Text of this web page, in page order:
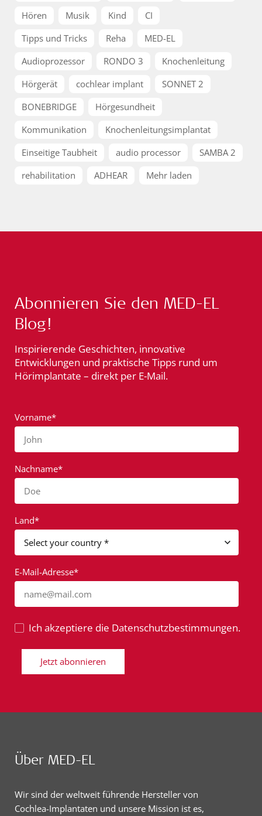
Hören
Musik Kind
CI
Tipps und Tricks
Reha
MED-EL
Audioprozessor
RONDO 3
Knochenleitung
Hörgerät
cochlear implant
SONNET 2
BONEBRIDGE
Hörgesundheit
Kommunikation
Knochenleitungsimplantat
Einseitige Taubheit
audio processor
SAMBA 2
rehabilitation
ADHEAR Mehr laden
Abonnieren Sie den MED-EL
Blog!
Inspirierende Geschichten, innovative
Entwicklungen und praktische Tipps rund um
Hörimplantate – direkt per E-Mail.
Vorname*
John
Nachname*
Doe
Land*
E-Mail-Adresse*
name@mail.com
Ich akzeptiere die Datenschutzbestimmungen.
Jetzt abonnieren
Über MED-EL
Wir sind der weltweit führende Hersteller von
Cochlea-Implantaten und unsere Mission ist es,